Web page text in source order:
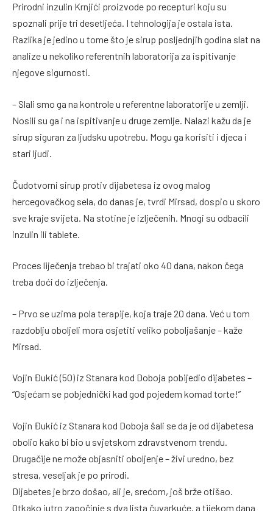
Prirodni inzulin Krnjići proizvode po recepturi koju su
spoznali prije tri desetljeća. I tehnologija je ostala ista.
Razlika je jedino u tome što je sirup posljednjih godina slat na
analize u nekoliko referentnih laboratorija za ispitivanje
njegove sigurnosti.
– Slali smo ga na kontrole u referentne laboratorije u zemlji.
Nosili su ga i na ispitivanje u druge zemlje. Nalazi kažu da je
sirup siguran za ljudsku upotrebu. Mogu ga korisiti i djeca i
stari ljudi.
Čudotvorni sirup protiv dijabetesa iz ovog malog
hercegovačkog sela, do danas je, tvrdi Mirsad, dospio u skoro
sve kraje svijeta. Na stotine je izlječenih. Mnogi su odbacili
inzulin ili tablete.
Proces liječenja trebao bi trajati oko 40 dana, nakon čega
treba doći do izlječenja.
– Prvo se uzima pola terapije, koja traje 20 dana. Već u tom
razdoblju oboljeli mora osjetiti veliko poboljašanje – kaže
Mirsad.
Vojin Đukić (50) iz Stanara kod Doboja pobijedio dijabetes –
“Osjećam se pobjednički kad god pojedem komad torte!”
Vojin Đukić iz Stanara kod Doboja šali se da je od dijabetesa
obolio kako bi bio u svjetskom zdravstvenom trendu.
Drugačije ne može objasniti oboljenje – živi uredno, bez
stresa, veseljak je po prirodi.
Dijabetes je brzo došao, ali je, srećom, još brže otišao.
Otkako jutro započinje s dva lista čuvarkuće, a tijekom dana